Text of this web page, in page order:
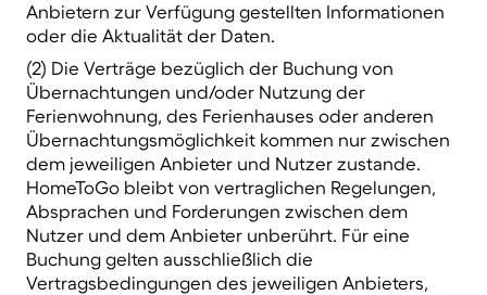
Anbietern zur Verfügung gestellten Informationen
oder die Aktualität der Daten.
(2) Die Verträge bezüglich der Buchung von
Übernachtungen und/oder Nutzung der
Ferienwohnung, des Ferienhauses oder anderen
Übernachtungsmöglichkeit kommen nur zwischen
dem jeweiligen Anbieter und Nutzer zustande.
HomeToGo bleibt von vertraglichen Regelungen,
Absprachen und Forderungen zwischen dem
Nutzer und dem Anbieter unberührt. Für eine
Buchung gelten ausschließlich die
Vertragsbedingungen des jeweiligen Anbieters,